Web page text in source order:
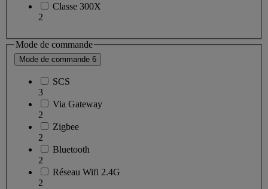
Classe 300X
2
Mode de commande
Mode de commande 6
SCS
3
Via Gateway
2
Zigbee
2
Bluetooth
2
Réseau Wifi 2.4G
2